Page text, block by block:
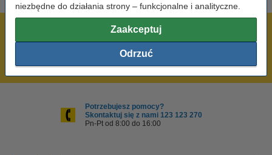
niezbędne do działania strony – funkcjonalne i analityczne.
Zaakceptuj
Odrzuć
600 tysięcy zadowolonych klientów
Najniższe ceny!
Potrzebujesz pomocy?
Skontaktuj się z nami 123 123 270
Pn-Pt od 8:00 do 16:00